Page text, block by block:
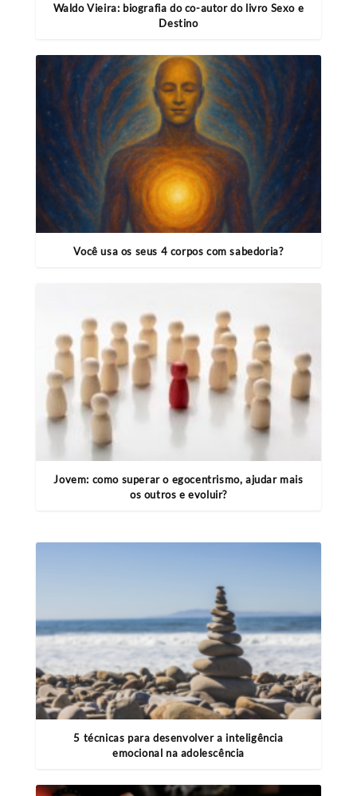
Waldo Vieira: biografia do co-autor do livro Sexo e
Destino
Você usa os seus 4 corpos com sabedoria?
Jovem: como superar o egocentrismo, ajudar mais
os outros e evoluir?
5 técnicas para desenvolver a inteligência
emocional na adolescência